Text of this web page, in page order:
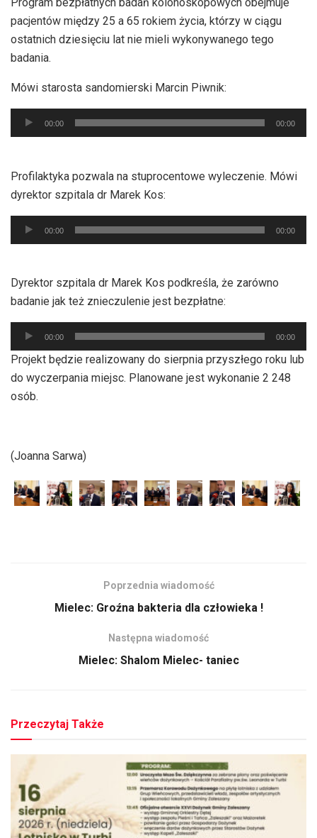
Program bezpłatnych badań kolonoskopowych obejmuje
pacjentów między 25 a 65 rokiem życia, którzy w ciągu
ostatnich dziesięciu lat nie mieli wykonywanego tego
badania.
Mówi starosta sandomierski Marcin Piwnik:
Odtwarzacz
plików
00:00 00:00
Profilaktyka pozwala na stuprocentowe wyleczenie. Mówi
dyrektor szpitala dr Marek Kos:
Odtwarzacz
plików
00:00 00:00
Dyrektor szpitala dr Marek Kos podkreśla, że zarówno
badanie jak też znieczulenie jest bezpłatne:
Odtwarzacz
plików
dźwiękowych
00:00 00:00
Projekt będzie realizowany do sierpnia przyszłego roku lub
do wyczerpania miejsc. Planowane jest wykonanie 2 248
osób.
(Joanna Sarwa)
Poprzednia wiadomość
Mielec: Groźna bakteria dla człowieka !
Następna wiadomość
Mielec: Shalom Mielec- taniec
Przeczytaj Także